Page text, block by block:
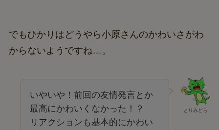
でもひかりはどうやら小原さんのかわいさがわ
からないようですね…。
とりみどら
いやいや！前回の友情発言とか
最高にかわいくなかった！？
リアクションも基本的にかわい